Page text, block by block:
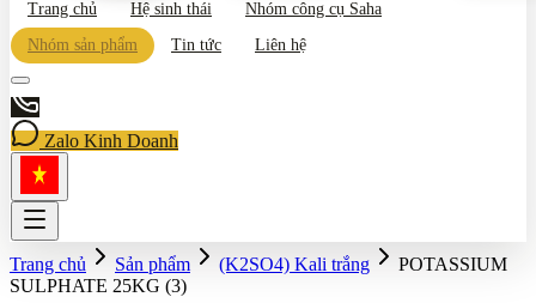
Trang chủ Hệ sinh thái
Nhóm công cụ Saha
Nhóm sản phẩm
Tin tức Liên hệ
Zalo Kinh Doanh
Trang chủ Sản phẩm (K2SO4) Kali trắng
POTASSIUM
SULPHATE 25KG (3)